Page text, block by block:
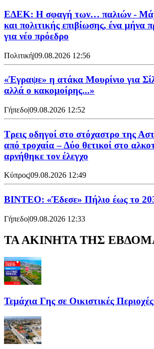
ΕΔΕΚ: Η σφαγή των… παλιών -
και πολιτικής επιβίωσης, ένα μήνα
για νέο πρόεδρο
Πολιτική|09.08.2026 12:56
«Έγραψε» η ατάκα Μουρίνιο για
αλλά ο κακομοίρης...»
Γήπεδο|09.08.2026 12:52
Τρεις οδηγοί στο στόχαστρο της
από τροχαία – Δύο θετικοί στο
αρνήθηκε τον έλεγχο
Κύπρος|09.08.2026 12:49
ΒΙΝΤΕΟ: «Έδεσε» Πήλιο έως το
Γήπεδο|09.08.2026 12:33
ΤΑ ΑΚΙΝΗΤΑ ΤΗΣ
Τεμάχια Γης σε Οικιστικές Περιοχές